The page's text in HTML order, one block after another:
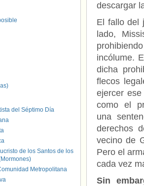
descargar
El fallo del
lado,
incólume.
dicha
flecos
ejercer
como el
una
derechos
vecino de
Pero el
cada vez
Sin
del Séptimo Día
de los Santos de los
Metropolitana